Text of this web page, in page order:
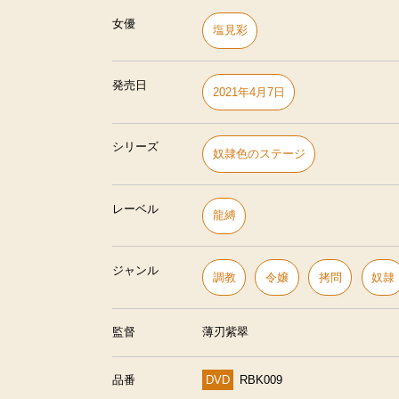
女優
塩見彩
発売日
2021年4月7日
シリーズ
奴隷色のステージ
レーベル
龍縛
ジャンル
調教 令嬢 拷問 奴隷
監督 薄刃紫翠
品番 DVD RBK009